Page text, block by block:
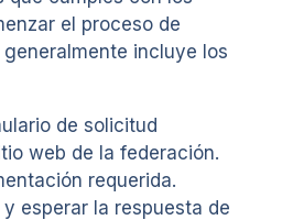
el proceso de
incluye los
de solicitud
web de la federación.
requerida.
esperar la respuesta de